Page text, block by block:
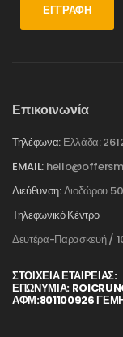
ΕΓΓΡΑΦΉ
Επικοινωνία
Τηλέφωνα: Ελλάδα:
EMAIL:
Διεύθυνση:Διοδώρου
Τηλεφωνικό Κέντρο
Δευτέρα-Παρασκευή /
ΣΤΟΙΧΕΊΑ ΕΤΑΙΡΕΊΑΣ:
ΕΠΩΝΥΜΙΑ:
ΑΦΜ:801100926